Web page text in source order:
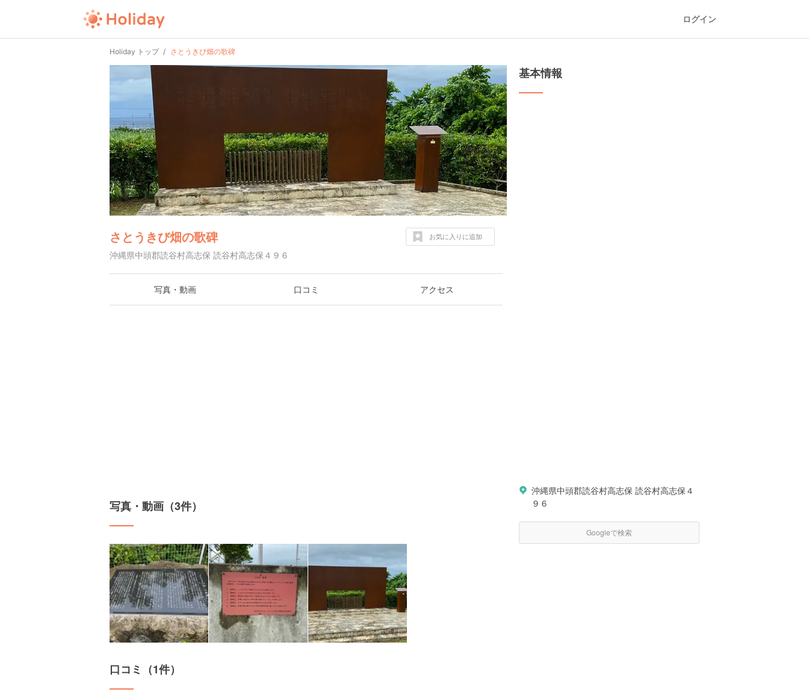
ログイン
Holiday トップ さとうきび畑の歌碑
さとうきび畑の歌碑
沖縄県中頭郡読谷村高志保 読谷村高志保４９６
お気に入りに追加
写真・動画 口コミ アクセス
写真・動画（3件）
口コミ（1件）
基本情報
沖縄県中頭郡読谷村高志保 読谷村高志保４
９６
Googleで検索